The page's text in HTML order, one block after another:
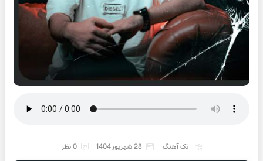
تک آهنگ 28 شهریور 1404 0 نظر